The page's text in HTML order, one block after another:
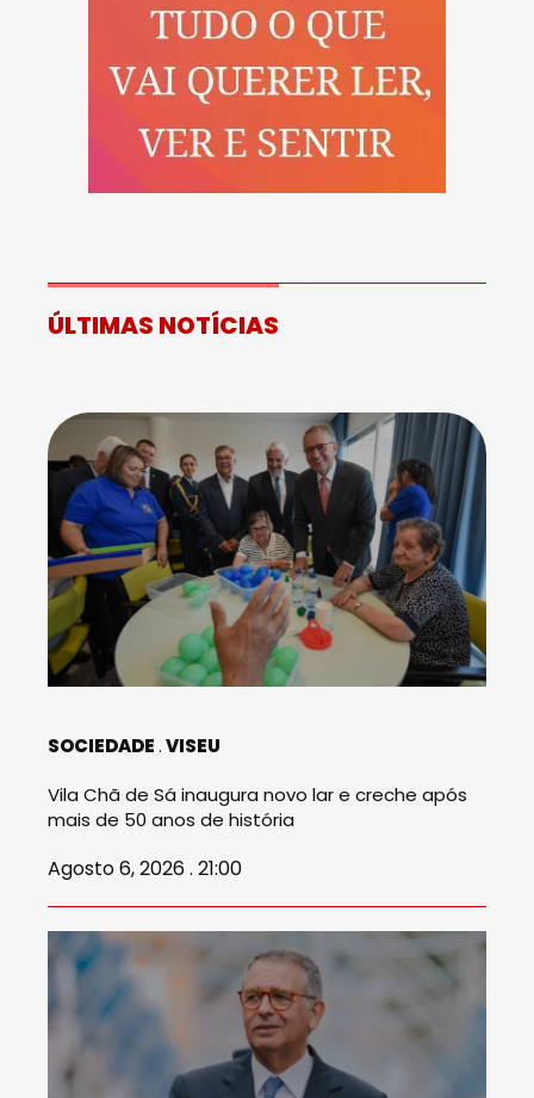
ÚLTIMAS NOTÍCIAS
SOCIEDADE VISEU
Vila Chã de Sá inaugura novo lar e creche após
mais de 50 anos de história
Agosto 6, 2026 . 21:00